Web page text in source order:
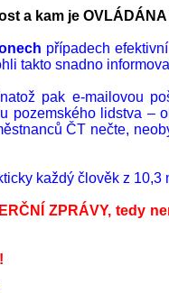
a kam je
případech
takto snadno
pak e-mailovou
pozemského lidstva –
ČT nečte,
každý člověk z
ZPRÁVY,